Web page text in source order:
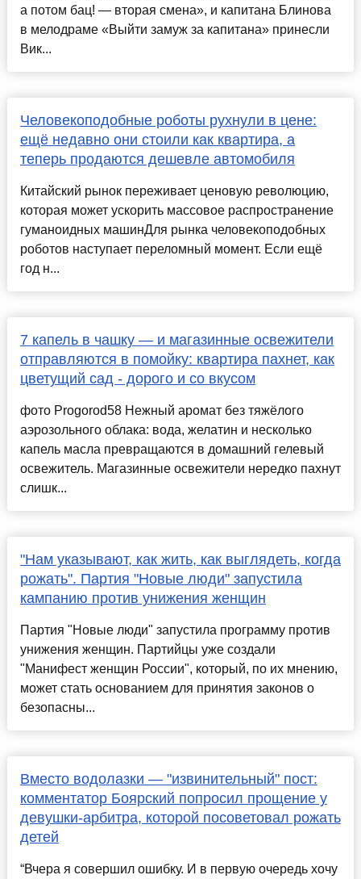
а потом бац! — вторая смена», и капитана Блинова
в мелодраме «Выйти замуж за капитана» принесли
Вик...
Человекоподобные роботы рухнули в цене:
ещё недавно они стоили как квартира, а
теперь продаются дешевле автомобиля
Китайский рынок переживает ценовую революцию,
которая может ускорить массовое распространение
гуманоидных машинДля рынка человекоподобных
роботов наступает переломный момент. Если ещё
год н...
7 капель в чашку — и магазинные освежители
отправляются в помойку: квартира пахнет, как
цветущий сад - дорого и со вкусом
фото Progorod58 Нежный аромат без тяжёлого
аэрозольного облака: вода, желатин и несколько
капель масла превращаются в домашний гелевый
освежитель. Магазинные освежители нередко пахнут
слишк...
"Нам указывают, как жить, как выглядеть, когда
рожать". Партия "Новые люди" запустила
кампанию против унижения женщин
Партия "Новые люди" запустила программу против
унижения женщин. Партийцы уже создали
"Манифест женщин России", который, по их мнению,
может стать основанием для принятия законов о
безопасны...
Вместо водолазки — "извинительный" пост:
комментатор Боярский попросил прощение у
девушки-арбитра, которой посоветовал рожать
детей
“Вчера я совершил ошибку. И в первую очередь хочу